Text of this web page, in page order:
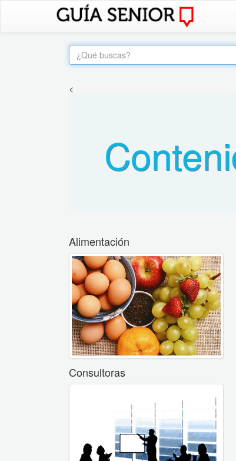
<
Alimentación
Consultoras